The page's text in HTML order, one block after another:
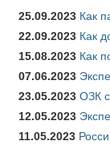
25.09.2023 Как
22.09.2023 Как
15.08.2023 Как
07.06.2023
23.05.2023 ОЗК
12.05.2023
11.05.2023